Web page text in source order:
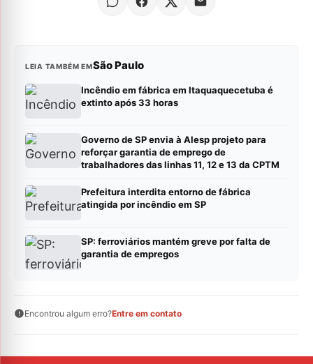
LEIA TAMBÉM EMSão Paulo
Incêndio em fábrica em Itaquaquecetuba é
extinto após 33 horas
Governo de SP envia à Alesp projeto para
reforçar garantia de emprego de
trabalhadores das linhas 11, 12 e 13 da CPTM
Prefeitura interdita entorno de fábrica
atingida por incêndio em SP
SP: ferroviários mantém greve por falta de
garantia de empregos
Encontrou algum erro?Entre em contato